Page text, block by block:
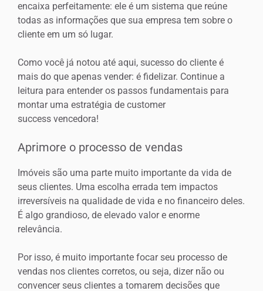
encaixa perfeitamente: ele é um sistema que reúne
todas as informações que sua empresa tem sobre o
cliente em um só lugar.
Como você já notou até aqui, sucesso do cliente é
mais do que apenas vender: é fidelizar. Continue a
leitura para entender os passos fundamentais para
montar uma estratégia de customer
success vencedora!
Aprimore o processo de vendas
Imóveis são uma parte muito importante da vida de
seus clientes. Uma escolha errada tem impactos
irreversíveis na qualidade de vida e no financeiro deles.
É algo grandioso, de elevado valor e enorme
relevância.
Por isso, é muito importante focar seu processo de
vendas nos clientes corretos, ou seja, dizer não ou
convencer seus clientes a tomarem decisões que